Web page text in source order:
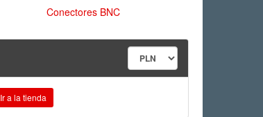
Conectores BNC
Ir a la tienda